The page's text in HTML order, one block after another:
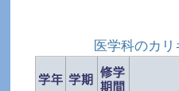
医学科のカリ